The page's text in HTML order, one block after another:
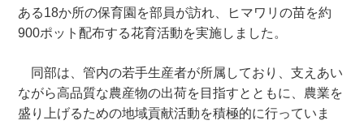
ある18か所の保育園を部員が訪れ、ヒマワリの苗を約
900ポット配布する花育活動を実施しました。
同部は、管内の若手生産者が所属しており、支えあい
ながら高品質な農産物の出荷を目指すとともに、農業を
盛り上げるための地域貢献活動を積極的に行っていま